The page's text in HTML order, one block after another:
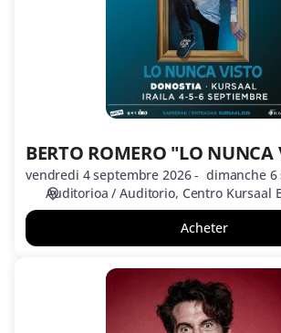
BERTO ROMERO "LO NUNCA
vendredi 4 septembre 2026
dimanche 6
Auditorioa / Auditorio Centro Kursaal
Acheter